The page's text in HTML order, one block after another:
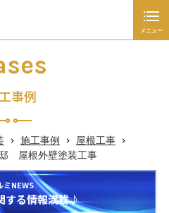
メニュー
閉じる
事例
施工事例
屋根工事
邸 屋根外壁塗装工事
り施工事例
価格入りで紹介します！